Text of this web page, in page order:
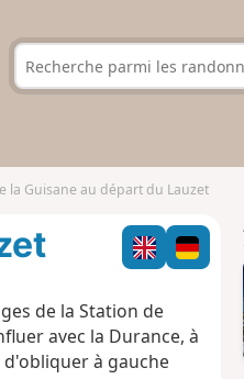
la Guisane au départ du Lauzet
de la Station de
avec la Durance, à
à gauche